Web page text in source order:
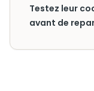
Testez leur
avant de